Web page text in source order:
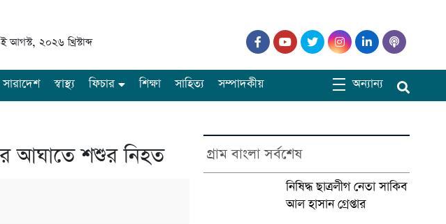
আগস্ট, ২০২৬ খ্রিস্টাব্দ
সারাদেশ স্বাস্থ্য ফিচার শিক্ষা সাহিত্য সম্পাদকীয় অন্যান্য
আঘাতে শশুর নিহত গ্রাম বাংলা সর্বশেষ
নিষিদ্ধ ছাত্রলীগ নেতা সাকিব
আল হাসান গ্রেপ্তার